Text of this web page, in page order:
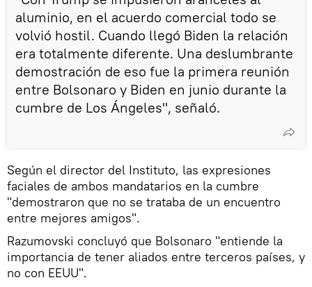
aluminio, en el acuerdo comercial todo se
volvió hostil. Cuando llegó Biden la relación
era totalmente diferente. Una deslumbrante
demostración de eso fue la primera reunión
entre Bolsonaro y Biden en junio durante la
cumbre de Los Ángeles", señaló.
Según el director del Instituto, las expresiones
faciales de ambos mandatarios en la cumbre
"demostraron que no se trataba de un encuentro
entre mejores amigos".
Razumovski concluyó que Bolsonaro "entiende la
importancia de tener aliados entre terceros países, y
no con EEUU".